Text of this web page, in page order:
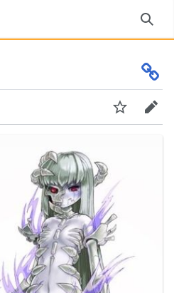
搜索
监视 编辑